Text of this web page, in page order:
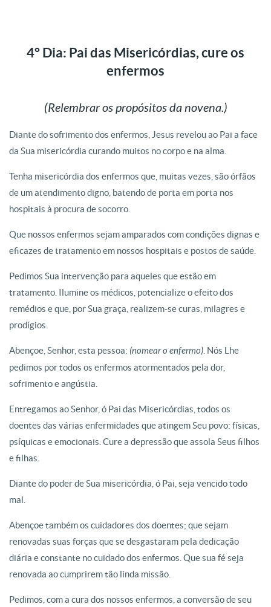
4° Dia: Pai das Misericórdias, cure os
enfermos
(Relembrar os propósitos da novena.)
Diante do sofrimento dos enfermos, Jesus revelou ao Pai a face
da Sua misericórdia curando muitos no corpo e na alma.
Tenha misericórdia dos enfermos que, muitas vezes, são órfãos
de um atendimento digno, batendo de porta em porta nos
hospitais à procura de socorro.
Que nossos enfermos sejam amparados com condições dignas e
eficazes de tratamento em nossos hospitais e postos de saúde.
Pedimos Sua intervenção para aqueles que estão em
tratamento. Ilumine os médicos, potencialize o efeito dos
remédios e que, por Sua graça, realizem-se curas, milagres e
prodígios.
Abençoe, Senhor, esta pessoa: (nomear o enfermo) . Nós Lhe
pedimos por todos os enfermos atormentados pela dor,
sofrimento e angústia.
Entregamos ao Senhor, ó Pai das Misericórdias, todos os
doentes das várias enfermidades que atingem Seu povo: físicas,
psíquicas e emocionais. Cure a depressão que assola Seus filhos
e filhas.
Diante do poder de Sua misericórdia, ó Pai, seja vencido todo
mal.
Abençoe também os cuidadores dos doentes; que sejam
renovadas suas forças que se desgastaram pela dedicação
diária e constante no cuidado dos enfermos. Que sua fé seja
renovada ao cumprirem tão linda missão.
Pedimos, com a cura dos nossos enfermos, a conversão de seu